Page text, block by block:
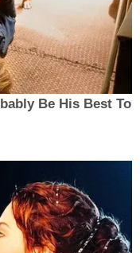
Be His Best To